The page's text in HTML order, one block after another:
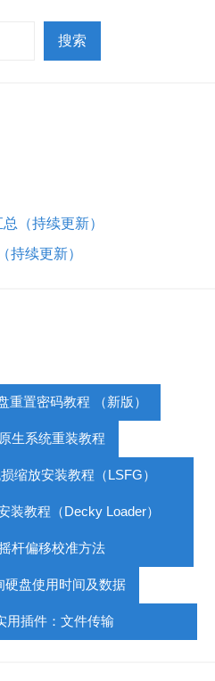
搜索
（持续更新）
持续更新）
重置密码教程 （新版）
生系统重装教程
缩放安装教程（LSFG）
装教程（Decky Loader）
杆偏移校准方法
硬盘使用时间及数据
用插件：文件传输